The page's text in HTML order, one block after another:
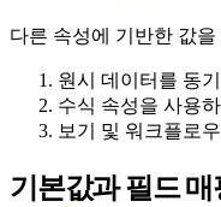
다른 속성에 기반한 값
원시 데이터를 동
수식 속성을 사용
보기 및 워크플로
기본값과 필드